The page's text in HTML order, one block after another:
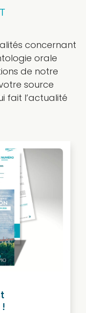
concernant
orale
de notre
source
fait l’actualité